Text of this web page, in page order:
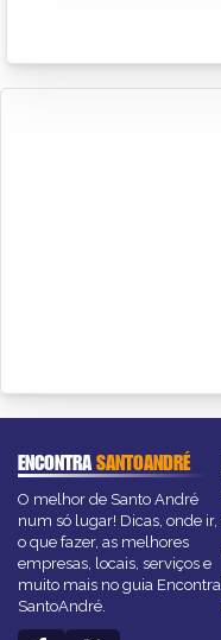
ENCONTRASANTOANDRÉ
O melhor de Santo André
num só lugar! Dicas, onde ir,
o que fazer, as melhores
empresas, locais, serviços e
muito mais no guia Encontra
SantoAndré.